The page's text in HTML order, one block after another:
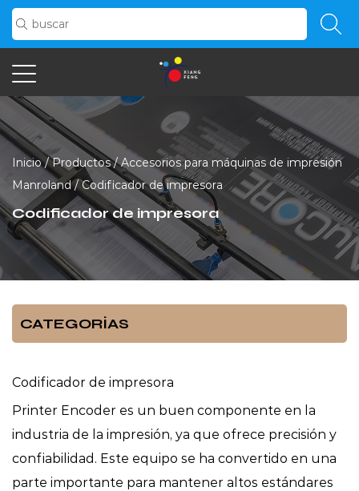
Inicio/Productos/Accesorios para máquinas de impresión
Manroland/Codificador de impresora
Codificador de impresora
CATEGORÍAS
Codificador de impresora
Printer Encoder es un buen componente en la
industria de la impresión, ya que ofrece precisión y
confiabilidad. Este equipo se ha convertido en una
parte importante para mantener altos estándares